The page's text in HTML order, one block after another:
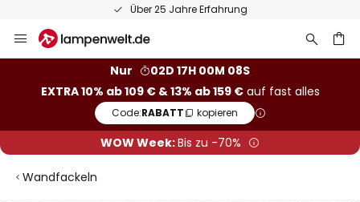
Über 25 Jahre Erfahrung
Inhalt
Nur
02D 17H 00M 07S
EXTRA 10% ab 109 € & 13% ab 159 €auf fast alles
Code:RABATT kopieren
WOW Week:Bis zu -70%
Wandfackeln